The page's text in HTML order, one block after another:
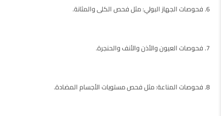
فحوصات الجهاز البولي: مثل فحص الكلى والمثانة.
فحوصات العيون والأذن والأنف والحنجرة.
فحوصات المناعة: مثل فحص مستويات الأجسام المضادة.